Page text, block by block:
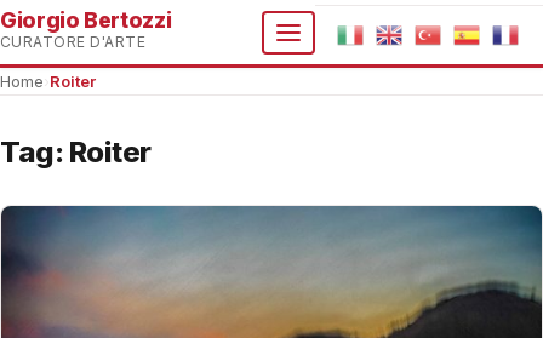
Giorgio Bertozzi
CURATORE D'ARTE
Home Roiter
Tag: Roiter